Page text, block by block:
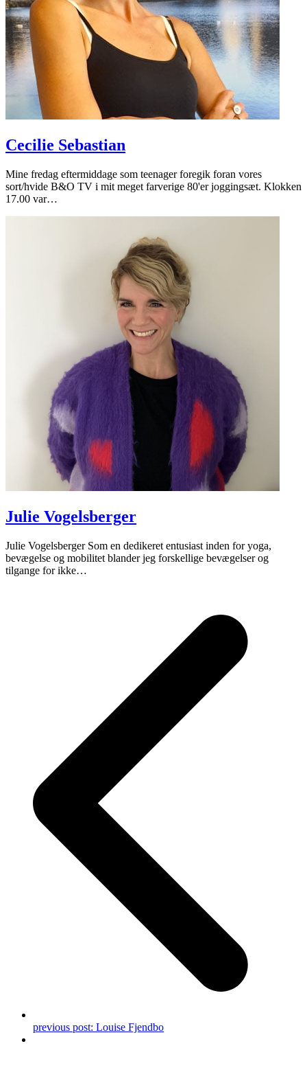
Cecilie Sebastian
Mine fredag eftermiddage som teenager foregik foran vores
sort/hvide B&O TV i mit meget farverige 80'er joggingsæt. Klokken
17.00 var…
Julie Vogelsberger
Julie Vogelsberger Som en dedikeret entusiast inden for yoga,
bevægelse og mobilitet blander jeg forskellige bevægelser og
tilgange for ikke…
previous post: Louise Fjendbo